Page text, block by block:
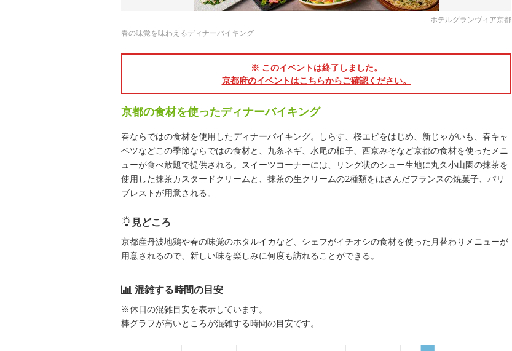
ホテルグランヴィア京都
春の味覚を味わえるディナーバイキング
※ このイベントは終了しました。
京都府のイベントはこちらからご確認ください。
京都の食材を使ったディナーバイキング
春ならではの食材を使用したディナーバイキング。しらす、桜エビをはじめ、新じゃがいも、春キャ
ベツなどこの季節ならではの食材と、九条ネギ、水尾の柚子、西京みそなど京都の食材を使ったメニ
ューが食べ放題で提供される。スイーツコーナーには、リング状のシュー生地に丸久小山園の抹茶を
使用した抹茶カスタードクリームと、抹茶の生クリームの2種類をはさんだフランスの焼菓子、パリ
ブレストが用意される。
見どころ
京都産丹波地鶏や春の味覚のホタルイカなど、シェフがイチオシの食材を使った月替わりメニューが
用意されるので、新しい味を楽しみに何度も訪れることができる。
混雑する時間の目安
※休日の混雑目安を表示しています。
棒グラフが高いところが混雑する時間の目安です。